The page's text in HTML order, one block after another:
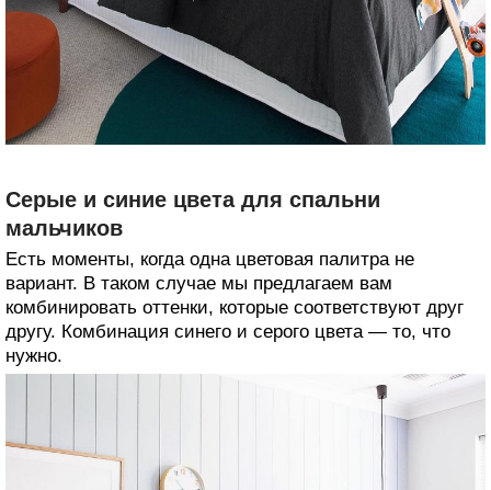
Серые и синие цвета для спальни
мальчиков
Есть моменты, когда одна цветовая палитра не
вариант. В таком случае мы предлагаем вам
комбинировать оттенки, которые соответствуют друг
другу. Комбинация синего и серого цвета — то, что
нужно.